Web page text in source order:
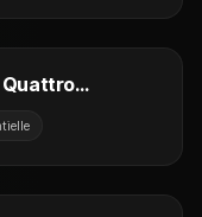
18 990 €
Quattro
18 990 €